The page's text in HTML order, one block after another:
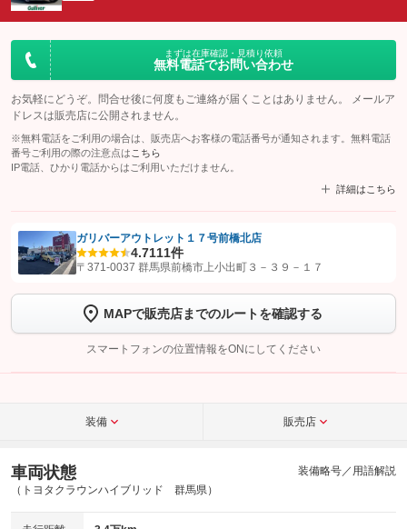
まずは在庫確認・見積り依頼
無料電話でお問い合わせ
お気軽にどうぞ。問合せ後に何度もご連絡が届くことはありません。 メールア
ドレスは販売店に公開されません。
※無料電話をご利用の場合は、販売店へお客様の電話番号が通知されます。無料電話
番号ご利用の際の注意点は こちら
IP電話、ひかり電話からはご利用いただけません。
詳細はこちら
【STEP1】認証画面でグーネットを友だち追加してから「許可する」ボタンを押
トーク画面で
ボタンをタップして問い合わせを
完了してください。
こちら
ガリバーアウトレット１７号前橋北店
4.7111件
〒371-0037 群馬県前橋市上小出町３－３９－１７
MAPで販売店までのルートを確認する
スマートフォンの位置情報をONにしてください
装備 販売店
車両状態
（トヨタクラウンハイブリッド 群馬県）
装備略号／用語解説